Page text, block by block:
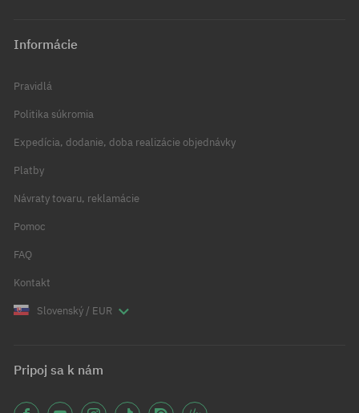
Informácie
Pravidlá
Politika súkromia
Expedícia, dodanie, doba realizácie objednávky
Platby
Návraty tovaru, reklamácie
Pomoc
FAQ
Kontakt
Slovenský / EUR
Pripoj sa k nám